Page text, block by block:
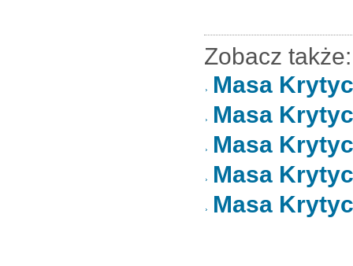
Zobacz także:
Masa
Masa
Masa
Masa
Masa